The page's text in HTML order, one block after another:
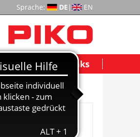
Sprache: DE | EN
Wichtige Links